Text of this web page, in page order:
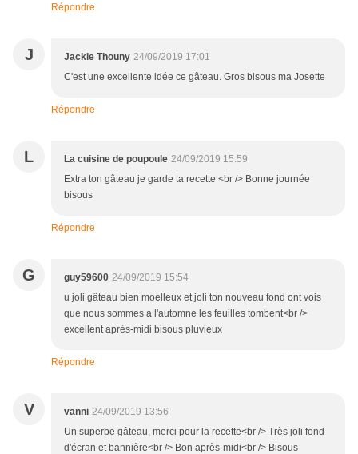
Répondre
J Jackie Thouny 24/09/2019 17:01
C'est une excellente idée ce gâteau. Gros bisous ma Josette
Répondre
L La cuisine de poupoule 24/09/2019 15:59
Extra ton gâteau je garde ta recette <br /> Bonne journée
bisous
Répondre
G guy59600 24/09/2019 15:54
u joli gâteau bien moelleux et joli ton nouveau fond ont vois
que nous sommes a l'automne les feuilles tombent<br />
excellent après-midi bisous pluvieux
Répondre
V vanni 24/09/2019 13:56
Un superbe gâteau, merci pour la recette<br /> Très joli fond
d'écran et bannière<br /> Bon après-midi<br /> Bisous